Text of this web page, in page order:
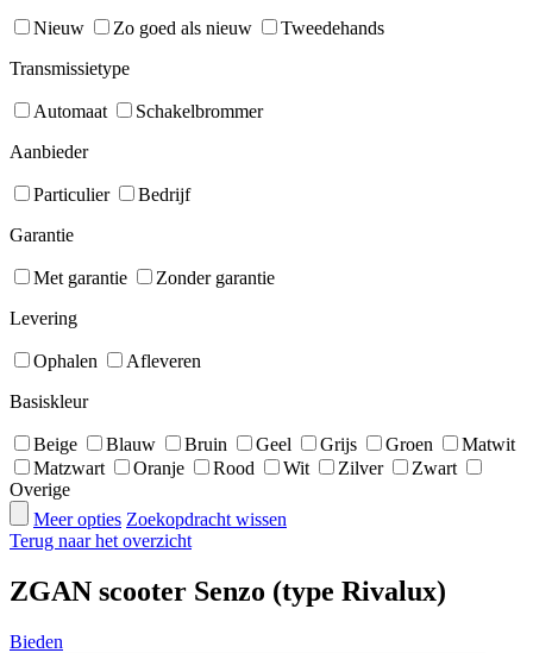
Nieuw Zo goed als nieuw
Tweedehands
Transmissietype
Automaat
Schakelbrommer
Aanbieder
Particulier
Bedrijf
Garantie
Met garantie
Zonder garantie
Levering
Ophalen
Afleveren
Basiskleur
Beige Blauw Bruin Geel Grijs Groen
Matwit
Matzwart
Oranje Rood Wit Zilver
Zwart
Overige
Meer opties Zoekopdracht wissen
Terug naar het overzicht
ZGAN scooter Senzo (type Rivalux)
Bieden